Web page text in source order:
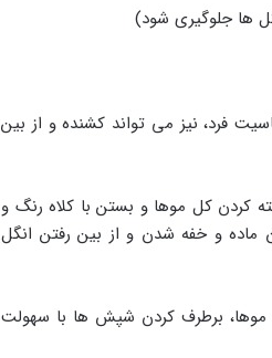
ها جلوگیری شود)
فرد، نیز می تواند کشنده و از بین
کردن کل موها و بستن با کلاه رنگ و
ماده و خفه شدن و از بین رفتن انگل
موها، برطرف کردن شپش ها با سهولت